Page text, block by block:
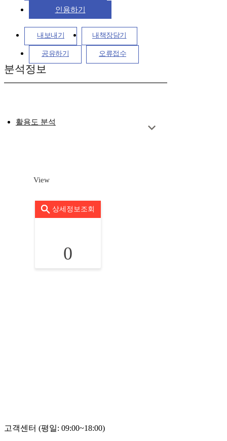
인용하기
내보내기 내책장담기
공유하기 오류접수
분석정보
활용도 분석
View
상세정보조회
0
고객센터 (평일: 09:00~18:00)